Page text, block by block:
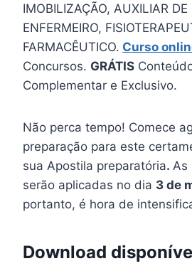
IMOBILIZAÇÃO, AUXILIAR DE
ENFERMEIRO,
FARMACÊUTICO. Curso
Concursos. GRÁTIS
Complementar e Exclusivo.
Não perca tempo! Comece
preparação para este
sua Apostila preparatória. As
serão aplicadas no dia 3 de
portanto, é hora de
Download